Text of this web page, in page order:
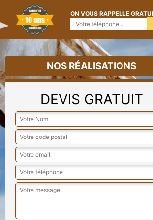
ON VOUS RAPPELLE
NOS RÉALISATIONS
DEVIS GRATUIT